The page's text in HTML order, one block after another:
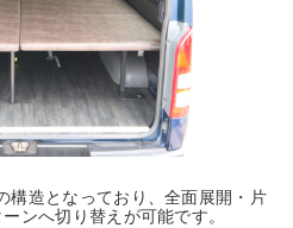
構造となっており、全面展開・片
ンへ切り替えが可能です。